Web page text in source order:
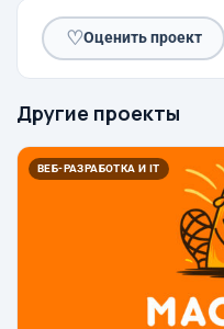
♡Оценить проект
Другие проекты
ВЕБ-РАЗРАБОТКА И IT